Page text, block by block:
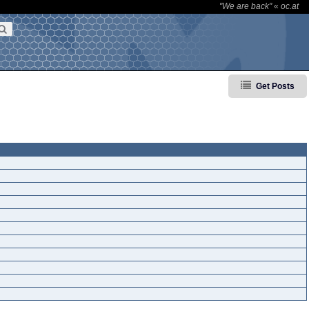
"We are back"« oc.at
Get Posts